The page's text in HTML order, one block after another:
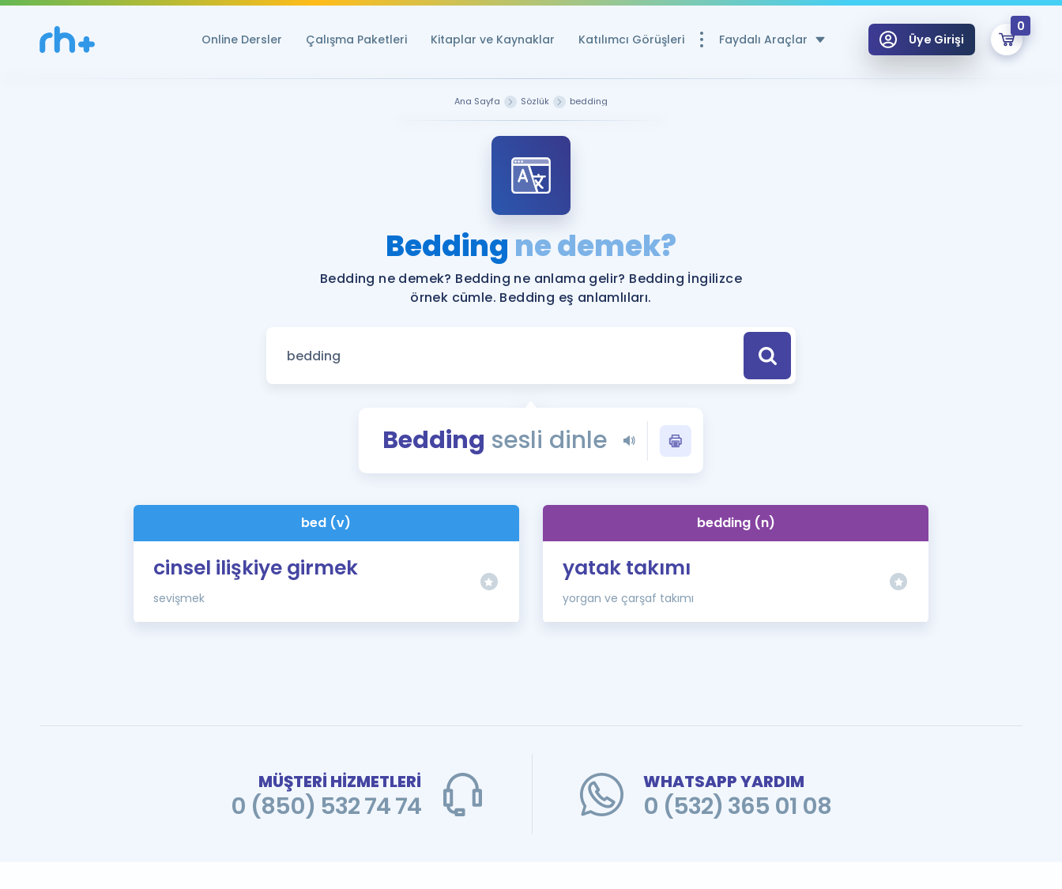
Online Dersler Çalışma Paketleri Kitaplar ve Kaynaklar Katılımcı Görüşleri Faydalı Araçlar
YDS ve YÖKDİL Puan Hesaplama Aracı
Rehberlik Aracı
YDS ve YÖKDİL'e Hazırlananlar için Öneriler
Tüm ÖSYM Sınavları Tek Takvimde
YDS - YÖKDİL Tüm Sınavlarla İlgili Haberler
İngilizce Gramer
Üye Girişi
0
Ana Sayfa Sözlük bedding
Bedding ne demek?
Bedding ne demek? Bedding ne anlama gelir? Bedding İngilizce
örnek cümle. Bedding eş anlamlıları.
Bedding sesli dinle
bed (v)
cinsel ilişkiye girmek
sevişmek
bedding (n)
yatak takımı
yorgan ve çarşaf takımı
MÜŞTERİ HİZMETLERİ
0 (850) 532 74 74
WHATSAPP YARDIM
0 (532) 365 01 08